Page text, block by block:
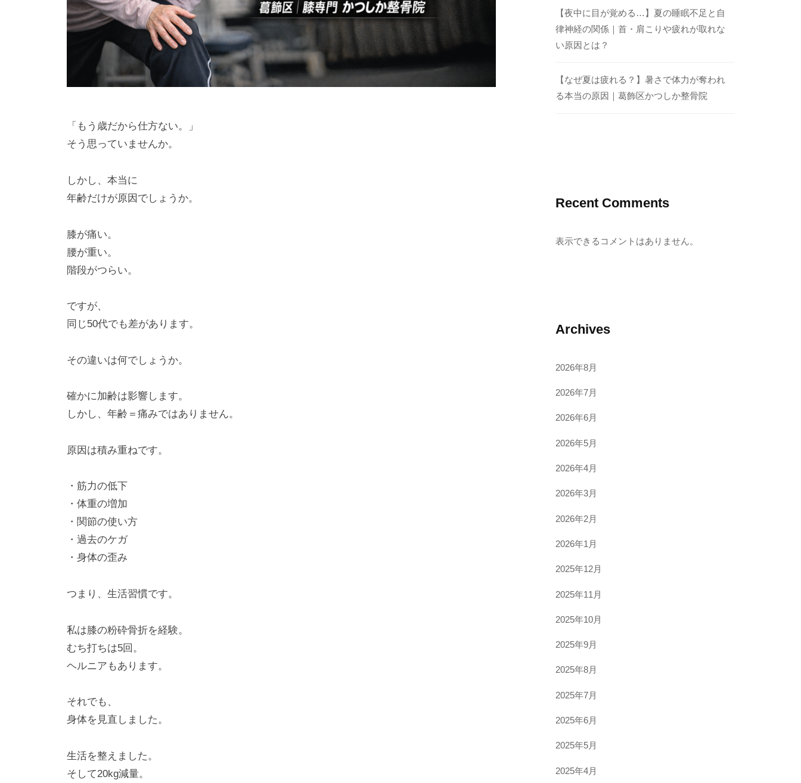
「もう歳だから仕方ない。」
そう思っていませんか。
しかし、本当に
年齢だけが原因でしょうか。
膝が痛い。
腰が重い。
階段がつらい。
ですが、
同じ50代でも差があります。
その違いは何でしょうか。
確かに加齢は影響します。
しかし、年齢＝痛みではありません。
原因は積み重ねです。
・筋力の低下
・体重の増加
・関節の使い方
・過去のケガ
・身体の歪み
つまり、生活習慣です。
私は膝の粉砕骨折を経験。
むち打ちは5回。
ヘルニアもあります。
それでも、
身体を見直しました。
生活を整えました。
そして20kg減量。
【夜中に目が覚める…】夏の睡眠不足と自
律神経の関係｜首・肩こりや疲れが取れな
い原因とは？
【なぜ夏は疲れる？】暑さで体力が奪われ
る本当の原因｜葛飾区かつしか整骨院
Recent Comments
表示できるコメントはありません。
Archives
2026年8月
2026年7月
2026年6月
2026年5月
2026年4月
2026年3月
2026年2月
2026年1月
2025年12月
2025年11月
2025年10月
2025年9月
2025年8月
2025年7月
2025年6月
2025年5月
2025年4月